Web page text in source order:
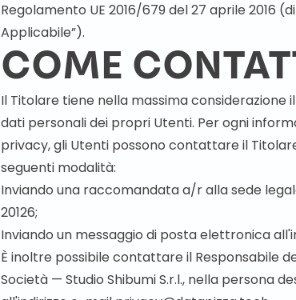
Regolamento UE 2016/679 del 27 aprile 2016
Applicabile”).
COME
Il Titolare tiene nella massima
dati personali dei propri Utenti. Per ogni
privacy, gli Utenti possono contattare il
seguenti modalità:
Inviando una raccomandata a/r alla sede
20126;
Inviando un messaggio di posta elettronica
È inoltre possibile contattare il Responsabile
Società — Studio Shibumi S.r.l., nella persona